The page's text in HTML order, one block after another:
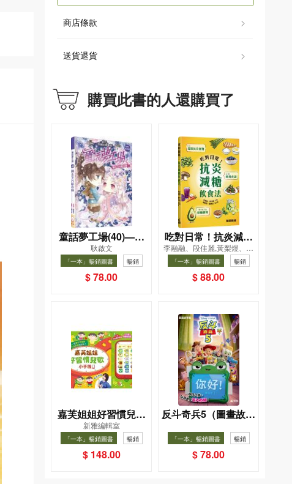
商店條款
送貨退貨
購買此書的人還購買了
童話夢工場(40)——
織女下凡結奇緣
耿啟文
「一本」暢銷圖書 暢銷
$ 78.00
吃對日常！抗炎減糖
飲食法
李融融、段佳麗,黃梨煜、顧
凱辰
「一本」暢銷圖書 暢銷
$ 88.00
嘉芙姐姐好習慣兒歌
小手機
新雅編輯室
「一本」暢銷圖書 暢銷
$ 148.00
反斗奇兵5（圖畫故事
版）
「一本」暢銷圖書 暢銷
$ 78.00